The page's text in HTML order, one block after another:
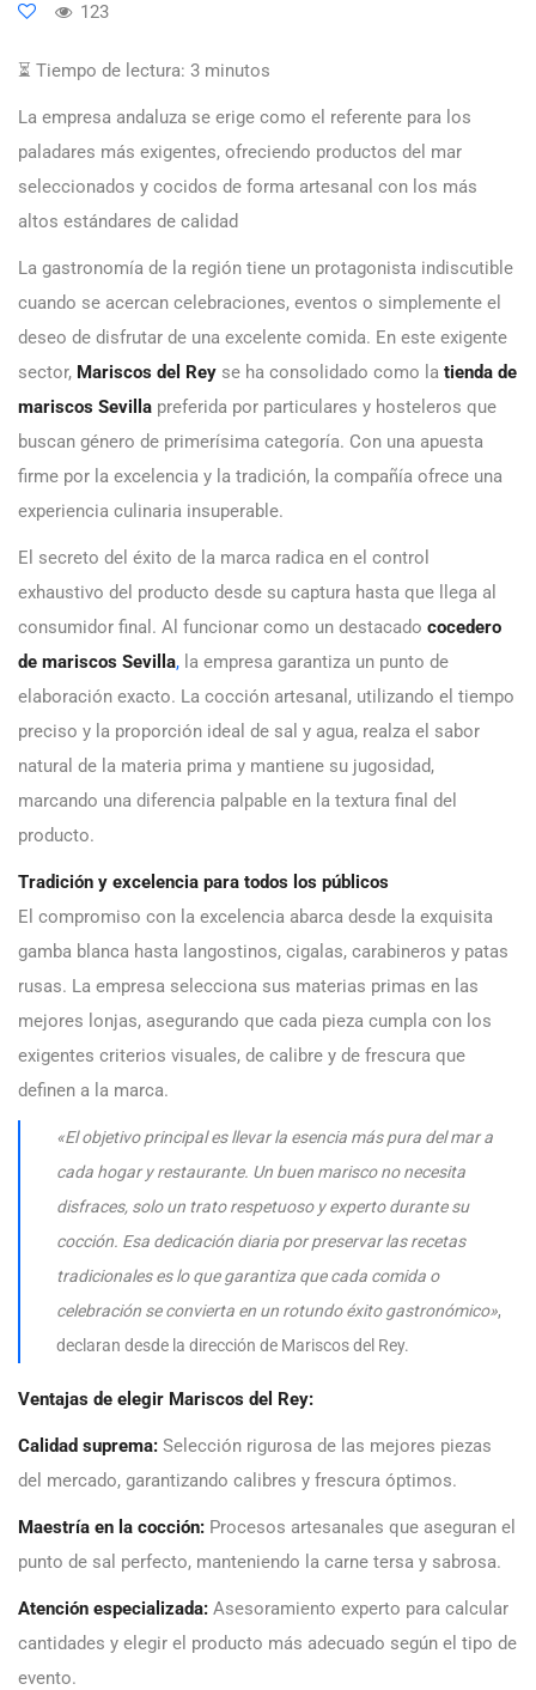
123
⏳ Tiempo de lectura: 3 minutos
La empresa andaluza se erige como el referente para los
paladares más exigentes, ofreciendo productos del mar
seleccionados y cocidos de forma artesanal con los más
altos estándares de calidad
La gastronomía de la región tiene un protagonista indiscutible
cuando se acercan celebraciones, eventos o simplemente el
deseo de disfrutar de una excelente comida. En este exigente
sector, Mariscos del Rey se ha consolidado como la tienda de
mariscos Sevilla preferida por particulares y hosteleros que
buscan género de primerísima categoría. Con una apuesta
firme por la excelencia y la tradición, la compañía ofrece una
experiencia culinaria insuperable.
El secreto del éxito de la marca radica en el control
exhaustivo del producto desde su captura hasta que llega al
consumidor final. Al funcionar como un destacado cocedero
de mariscos Sevilla, la empresa garantiza un punto de
elaboración exacto. La cocción artesanal, utilizando el tiempo
preciso y la proporción ideal de sal y agua, realza el sabor
natural de la materia prima y mantiene su jugosidad,
marcando una diferencia palpable en la textura final del
producto.
Tradición y excelencia para todos los públicos
El compromiso con la excelencia abarca desde la exquisita
gamba blanca hasta langostinos, cigalas, carabineros y patas
rusas. La empresa selecciona sus materias primas en las
mejores lonjas, asegurando que cada pieza cumpla con los
exigentes criterios visuales, de calibre y de frescura que
definen a la marca.
«El objetivo principal es llevar la esencia más pura del mar a
cada hogar y restaurante. Un buen marisco no necesita
disfraces, solo un trato respetuoso y experto durante su
cocción. Esa dedicación diaria por preservar las recetas
tradicionales es lo que garantiza que cada comida o
celebración se convierta en un rotundo éxito gastronómico»,
declaran desde la dirección de Mariscos del Rey.
Ventajas de elegir Mariscos del Rey:
Calidad suprema: Selección rigurosa de las mejores piezas
del mercado, garantizando calibres y frescura óptimos.
Maestría en la cocción: Procesos artesanales que aseguran el
punto de sal perfecto, manteniendo la carne tersa y sabrosa.
Atención especializada: Asesoramiento experto para calcular
cantidades y elegir el producto más adecuado según el tipo de
evento.